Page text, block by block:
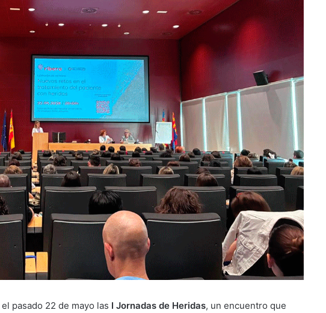
pasado 22 de mayo las I Jornadas de Heridas, un encuentro que